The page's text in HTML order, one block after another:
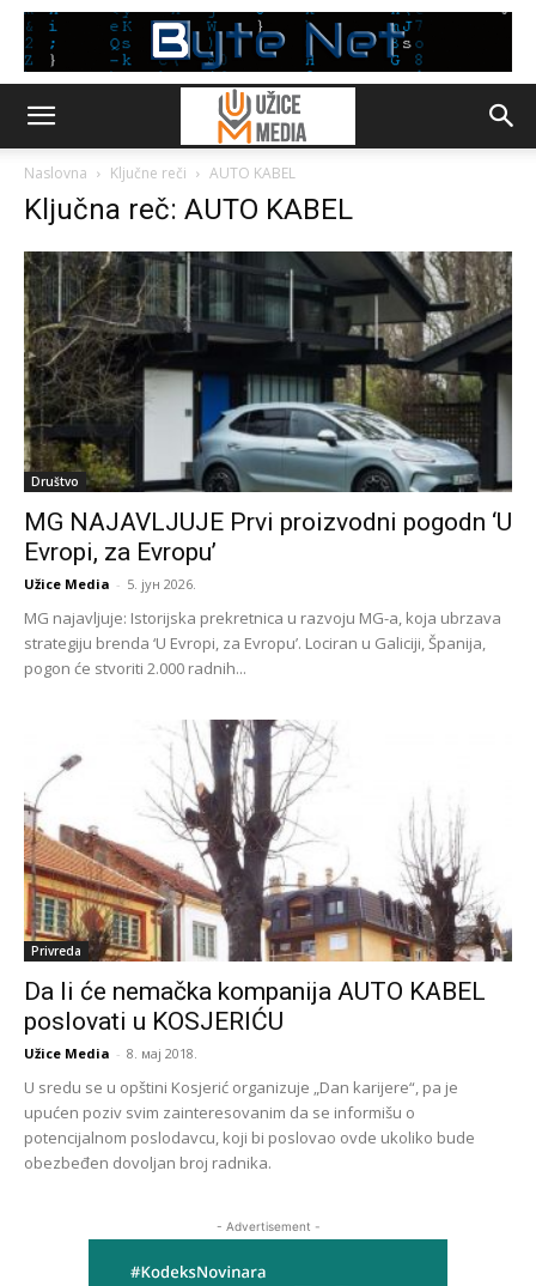
Naslovna Ključne reči AUTO KABEL
Ključna reč: AUTO KABEL
Društvo
MG NAJAVLJUJE Prvi proizvodni pogodn ‘U
Evropi, za Evropu’
Užice Media - 5. јун 2026.
MG najavljuje: Istorijska prekretnica u razvoju MG-a, koja ubrzava
strategiju brenda ‘U Evropi, za Evropu’. Lociran u Galiciji, Španija,
pogon će stvoriti 2.000 radnih...
Privreda
Da li će nemačka kompanija AUTO KABEL
poslovati u KOSJERIĆU
Užice Media - 8. мај 2018.
U sredu se u opštini Kosjerić organizuje „Dan karijere“, pa je
upućen poziv svim zainteresovanim da se informišu o
potencijalnom poslodavcu, koji bi poslovao ovde ukoliko bude
obezbeđen dovoljan broj radnika.
- Advertisement -